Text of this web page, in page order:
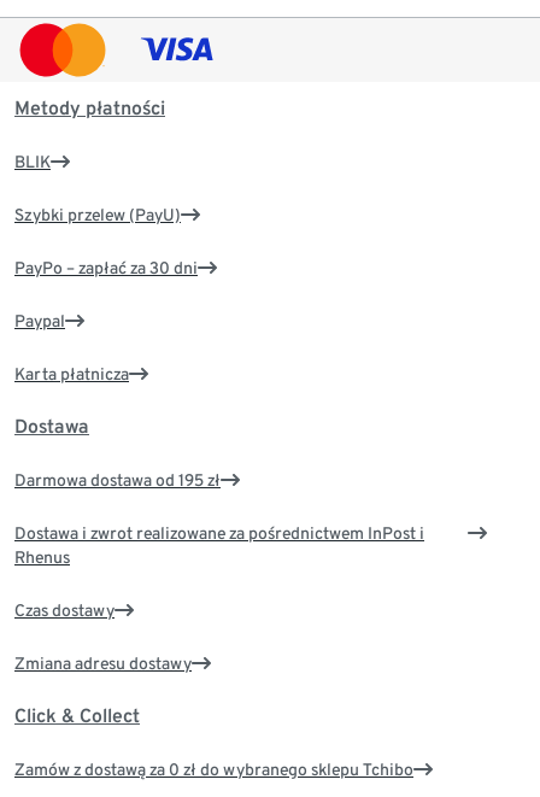
Metody płatności
BLIK
Szybki przelew (PayU)
PayPo – zapłać za 30 dni
Paypal
Karta płatnicza
Dostawa
Darmowa dostawa od 195 zł
Dostawa i zwrot realizowane za pośrednictwem InPost i
Rhenus
Czas dostawy
Zmiana adresu dostawy
Click & Collect
Zamów z dostawą za 0 zł do wybranego sklepu Tchibo